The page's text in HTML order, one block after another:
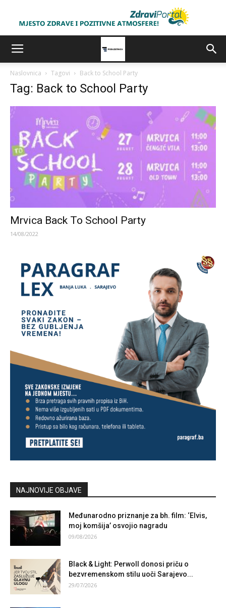
Naslovnica Tagovi Back to School Party
Tag: Back to School Party
Mrvica Back To School Party
14/08/2022
NAJNOVIJE OBJAVE
Međunarodno priznanje za bh. film: ‘Elvis,
moj komšija’ osvojio nagradu
09/08/2026
Black & Light: Perwoll donosi priču o
bezvremenskom stilu uoči Sarajevo...
29/07/2026